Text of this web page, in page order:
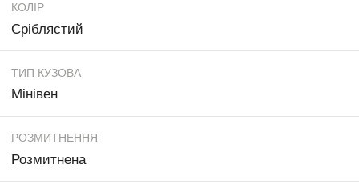
КОЛІР
Сріблястий
ТИП КУЗОВА
Мінівен
РОЗМИТНЕННЯ
Розмитнена